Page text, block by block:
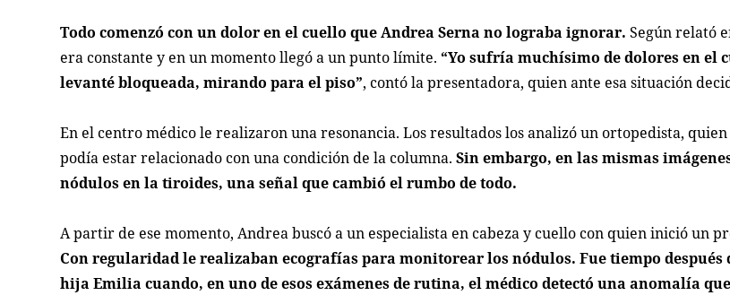
Todo comenzó con un dolor en el cuello que Andrea Serna no lograba ignorar. Según relató
era constante y en un momento llegó a un punto límite. “Yo sufría muchísimo de dolores en el
levanté bloqueada, mirando para el piso”, contó la presentadora, quien ante esa situación
En el centro médico le realizaron una resonancia. Los resultados los analizó un ortopedista,
podía estar relacionado con una condición de la columna.Sin embargo, en las mismas
nódulos en la tiroides, una señal que cambió el rumbo de todo.
A partir de ese momento, Andrea buscó a un especialista en cabeza y cuello con quien inició un
Con regularidad le realizaban ecografías para monitorear los nódulos. Fue tiempo después
hija Emilia cuando, en uno de esos exámenes de rutina, el médico detectó una anomalía